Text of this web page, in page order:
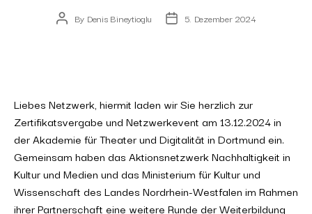
PostBy Denis Bineytioglu
Post5. Dezember 2024
Liebes Netzwerk, hiermit laden wir Sie herzlich zur
Zertifikatsvergabe und Netzwerkevent am 13.12.2024 in
der Akademie für Theater und Digitalität in Dortmund ein.
Gemeinsam haben das Aktionsnetzwerk Nachhaltigkeit in
Kultur und Medien und das Ministerium für Kultur und
Wissenschaft des Landes Nordrhein-Westfalen im Rahmen
ihrer Partnerschaft eine weitere Runde der Weiterbildung